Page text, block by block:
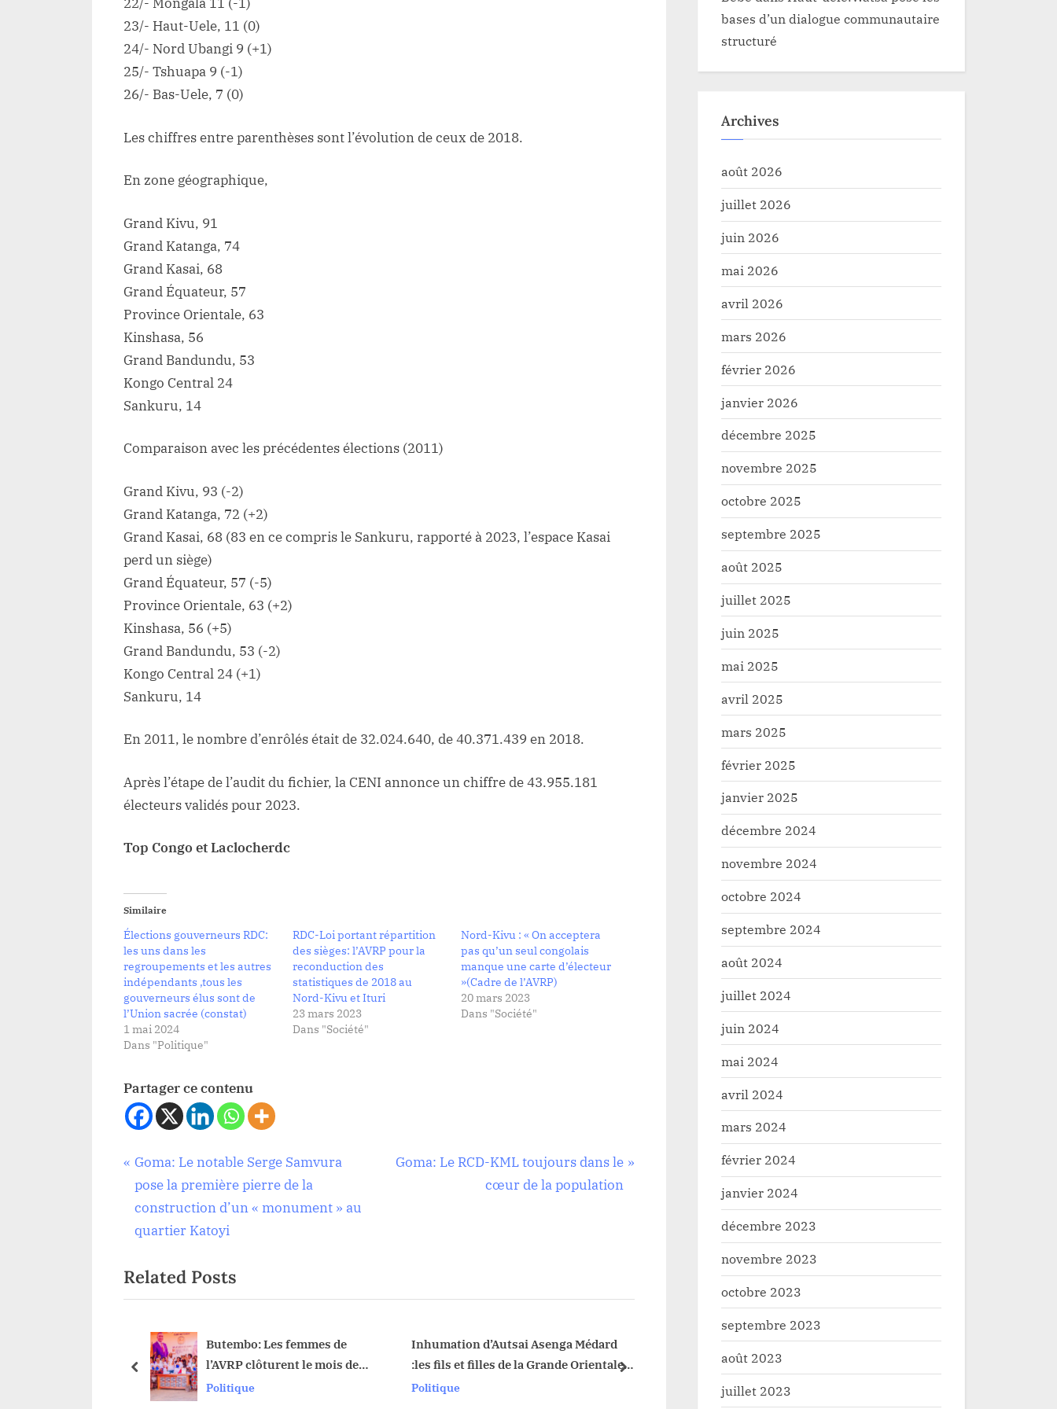
23/- Haut-Uele, 11 (0)
24/- Nord Ubangi 9 (+1)
25/- Tshuapa 9 (-1)
26/- Bas-Uele, 7 (0)
Les chiffres entre parenthèses sont l’évolution de ceux de 2018.
En zone géographique,
Grand Kivu, 91
Grand Katanga, 74
Grand Kasai, 68
Grand Équateur, 57
Province Orientale, 63
Kinshasa, 56
Grand Bandundu, 53
Kongo Central 24
Sankuru, 14
Comparaison avec les précédentes élections (2011)
Grand Kivu, 93 (-2)
Grand Katanga, 72 (+2)
Grand Kasai, 68 (83 en ce compris le Sankuru, rapporté à 2023, l’espace Kasai
perd un siège)
Grand Équateur, 57 (-5)
Province Orientale, 63 (+2)
Kinshasa, 56 (+5)
Grand Bandundu, 53 (-2)
Kongo Central 24 (+1)
Sankuru, 14
En 2011, le nombre d’enrôlés était de 32.024.640, de 40.371.439 en 2018.
Après l’étape de l’audit du fichier, la CENI annonce un chiffre de 43.955.181
électeurs validés pour 2023.
Top Congo et Laclocherdc
Similaire
Élections gouverneurs RDC:
les uns dans les
regroupements et les autres
indépendants ,tous les
gouverneurs élus sont de
l’Union sacrée (constat)
1 mai 2024
Dans "Politique"
RDC-Loi portant répartition
des sièges: l’AVRP pour la
reconduction des
statistiques de 2018 au
Nord-Kivu et Ituri
23 mars 2023
Dans "Société"
Nord-Kivu : « On acceptera
pas qu’un seul congolais
manque une carte d’électeur
»(Cadre de l’AVRP)
20 mars 2023
Dans "Société"
Partager ce contenu
Politique
Tags:
CENI
,
intérieur
Ministre
Navigation
de
l’article
P
r
e
v
o
u
o
Goma: Le notable Serge Samvura
pose la première pierre de la
construction d’un « monument » au
quartier Katoyi
N
s
Goma: Le RCD-KML toujours dans le
cœur de la population
Related Posts
Butembo: Les femmes de
l’AVRP clôturent le mois de
mars en beauté
Politique
Inhumation d’Autsai Asenga Médard
:les fils et filles de la Grande Orientale
appelés cohésion et à l’unité
Politique
Haut-Uele: Matériels livrés,un
mois pour transformer
l’Assemblée Provinciale
Infrastructure
prev next
bases d’un dialogue communautaire
structuré
Archives
août 2026
juillet 2026
juin 2026
mai 2026
avril 2026
mars 2026
février 2026
janvier 2026
décembre 2025
novembre 2025
octobre 2025
septembre 2025
août 2025
juillet 2025
juin 2025
mai 2025
avril 2025
mars 2025
février 2025
janvier 2025
décembre 2024
novembre 2024
octobre 2024
septembre 2024
août 2024
juillet 2024
juin 2024
mai 2024
avril 2024
mars 2024
février 2024
janvier 2024
décembre 2023
novembre 2023
octobre 2023
septembre 2023
août 2023
juillet 2023